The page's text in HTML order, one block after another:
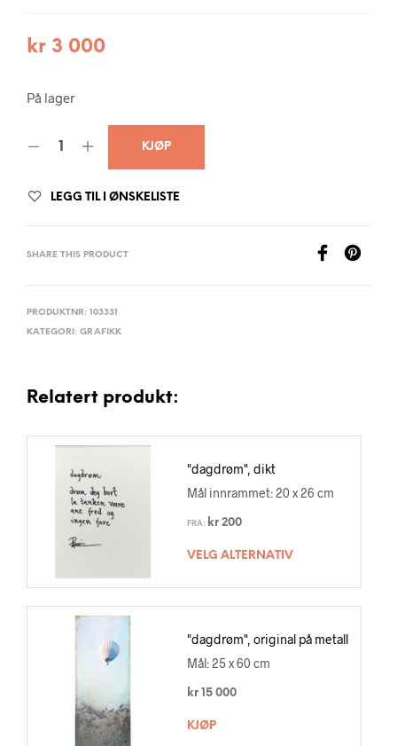
kr 3 000
På lager
KJØP
LEGG TIL I ØNSKELISTE
SHARE THIS PRODUCT
PRODUKTNR: 103331
KATEGORI: GRAFIKK
Relatert produkt:
"dagdrøm", dikt
Mål innrammet: 20 x 26 cm
FRA: kr 200
VELG ALTERNATIV
"dagdrøm", original på metall
Mål: 25 x 60 cm
kr 15 000
KJØP